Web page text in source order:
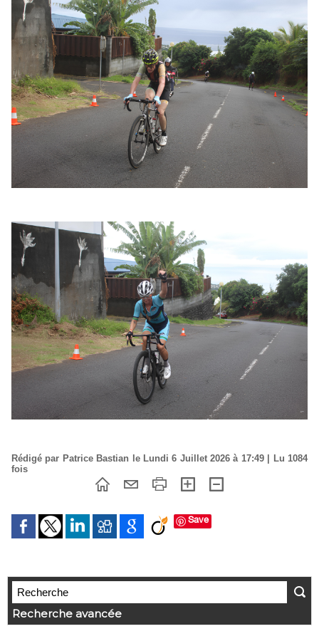
Rédigé par Patrice Bastian le Lundi 6 Juillet 2026 à 17:49 | Lu 1084
fois
Save
Recherche avancée